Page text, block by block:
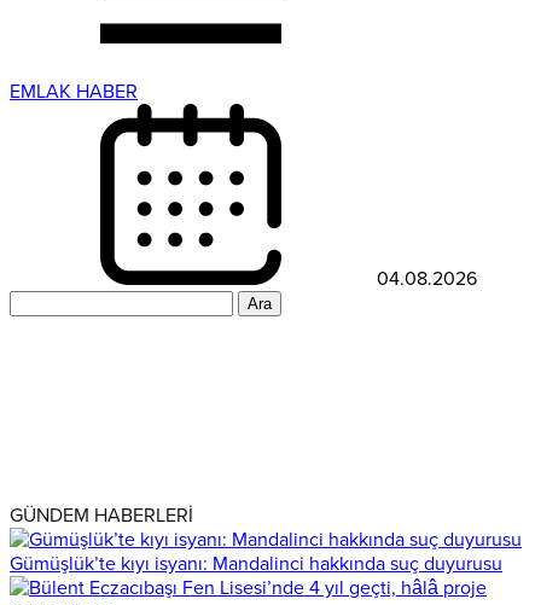
EMLAK HABER
04.08.2026
GÜNDEM HABERLERİ
Gümüşlük’te kıyı isyanı: Mandalinci hakkında suç duyurusu